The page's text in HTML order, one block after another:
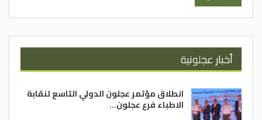
أخبار عجلونية
انطلاق مؤتمر عجلون الدولي التاسع لنقابة
الاطباء فرع عجلون…